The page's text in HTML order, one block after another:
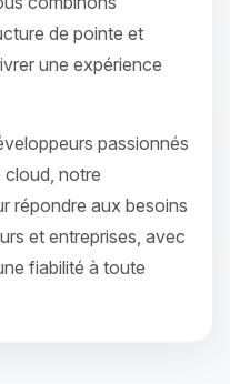
de pointe et
une expérience
passionnés
cloud, notre
répondre aux besoins
et entreprises, avec
fiabilité à toute